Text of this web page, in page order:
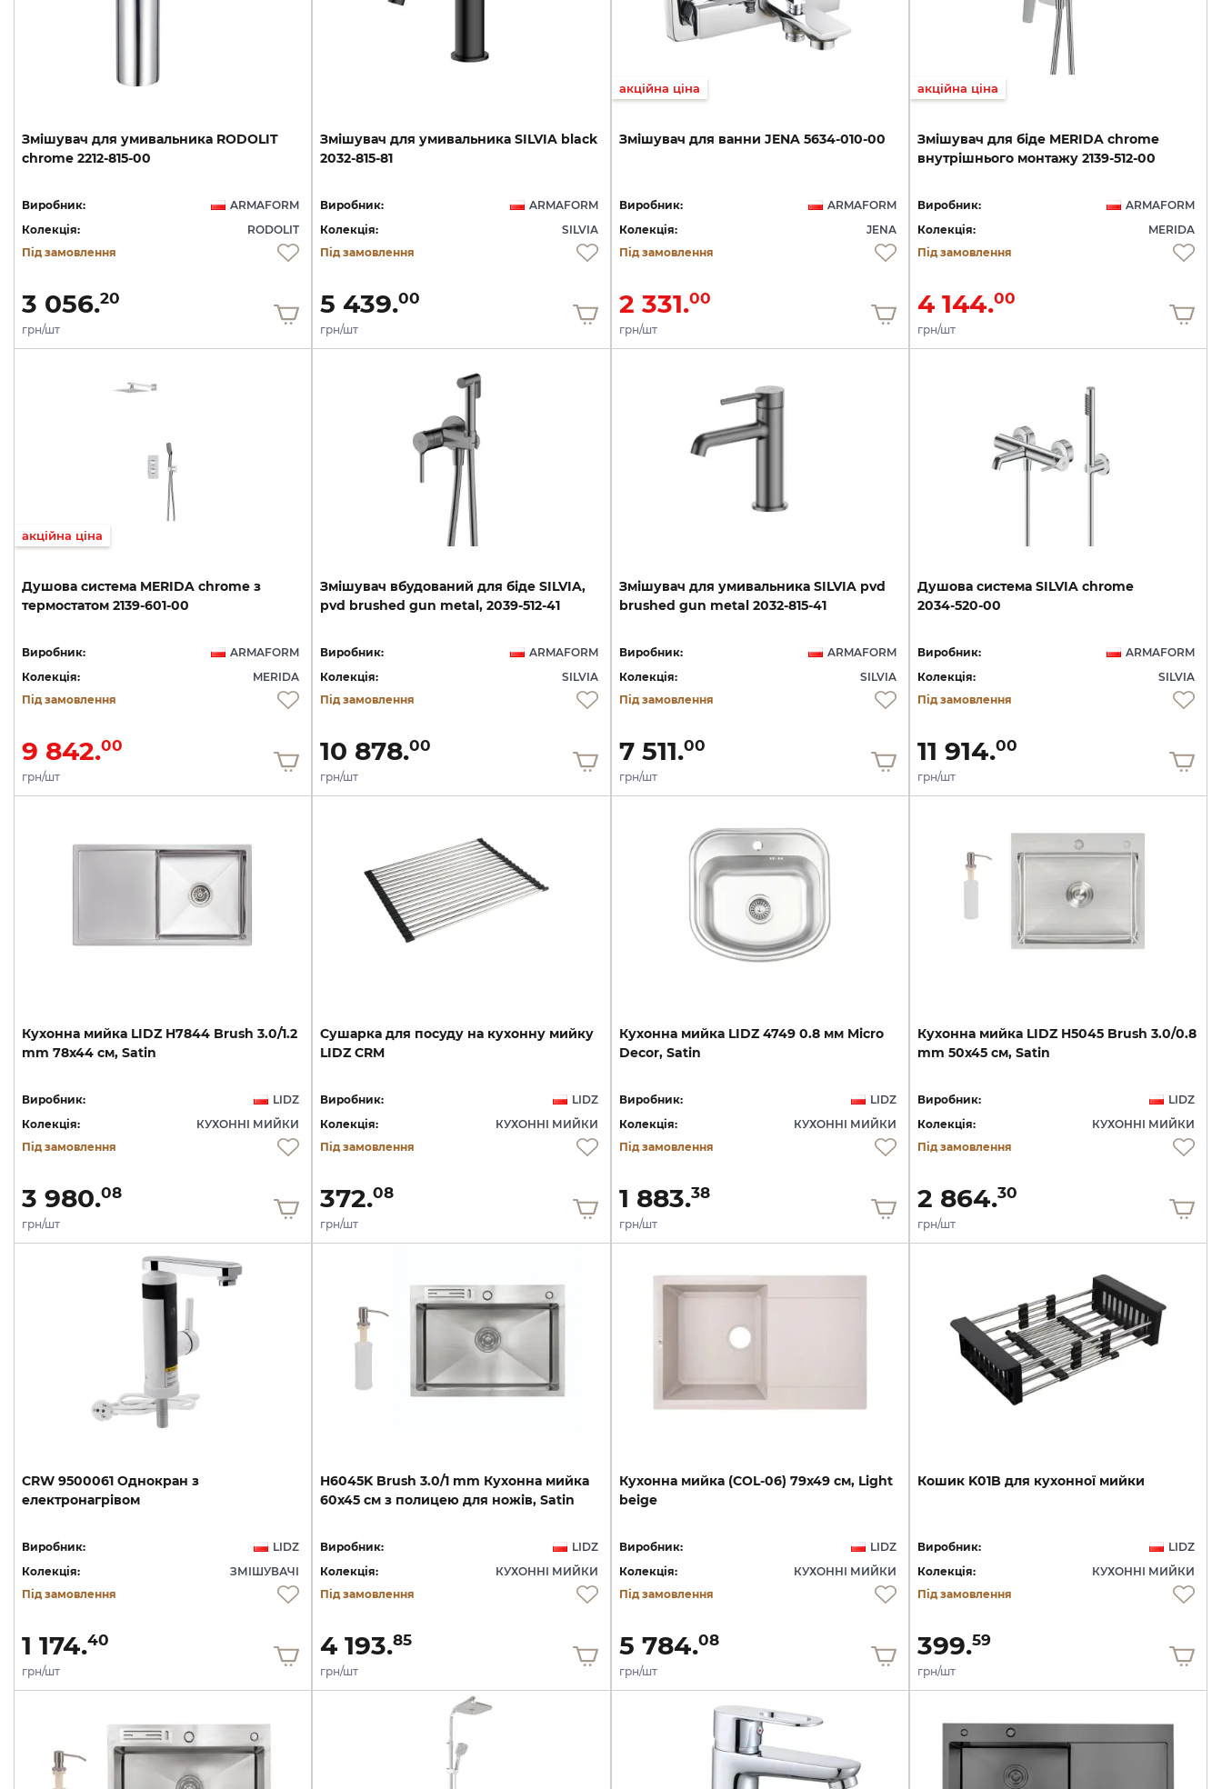
Змішувач для умивальника RODOLIT
chrome 2212-815-00
Виробник:
ARMAFORM
Колекція:
RODOLIT
Під замовлення
3 056.20
грн/шт
Змішувач для умивальника SILVIA black
2032-815-81
Виробник:
ARMAFORM
Колекція:
SILVIA
Під замовлення
5 439.00
грн/шт
акційна ціна
Змішувач для ванни JENA 5634-010-00
Виробник:
ARMAFORM
Колекція:
JENA
Під замовлення
2 331.00
грн/шт
акційна ціна
Змішувач для біде MERIDA chrome
внутрішнього монтажу 2139-512-00
Виробник:
ARMAFORM
Колекція:
MERIDA
Під замовлення
4 144.00
грн/шт
акційна ціна
Душова система MERIDA chrome з
термостатом 2139-601-00
Виробник:
ARMAFORM
Колекція:
MERIDA
Під замовлення
9 842.00
грн/шт
Змішувач вбудований для біде SILVIA,
pvd brushed gun metal, 2039-512-41
Виробник:
ARMAFORM
Колекція:
SILVIA
Під замовлення
10 878.00
грн/шт
Змішувач для умивальника SILVIA pvd
brushed gun metal 2032-815-41
Виробник:
ARMAFORM
Колекція:
SILVIA
Під замовлення
7 511.00
грн/шт
Душова система SILVIA chrome
2034-520-00
Виробник:
ARMAFORM
Колекція:
SILVIA
Під замовлення
11 914.00
грн/шт
Кухонна мийка LIDZ H7844 Brush 3.0/1.2
mm 78х44 см, Satin
Виробник:
LIDZ
Колекція:
КУХОННІ МИЙКИ
Під замовлення
3 980.08
грн/шт
Сушарка для посуду на кухонну мийку
LIDZ CRM
Виробник:
LIDZ
Колекція:
КУХОННІ МИЙКИ
Під замовлення
372.08
грн/шт
Кухонна мийка LIDZ 4749 0.8 мм Micro
Decor, Satin
Виробник:
LIDZ
Колекція:
КУХОННІ МИЙКИ
Під замовлення
1 883.38
грн/шт
Кухонна мийка LIDZ H5045 Brush 3.0/0.8
mm 50х45 см, Satin
Виробник:
LIDZ
Колекція:
КУХОННІ МИЙКИ
Під замовлення
2 864.30
грн/шт
CRW 9500061 Однокран з
електронагрівом
Виробник:
LIDZ
Колекція:
ЗМІШУВАЧІ
Під замовлення
1 174.40
грн/шт
H6045K Brush 3.0/1 mm Кухонна мийка
60х45 см з полицею для ножів, Satin
Виробник:
LIDZ
Колекція:
КУХОННІ МИЙКИ
Під замовлення
4 193.85
грн/шт
Кухонна мийка (COL-06) 79х49 см, Light
beige
Виробник:
LIDZ
Колекція:
КУХОННІ МИЙКИ
Під замовлення
5 784.08
грн/шт
Кошик K01B для кухонної мийки
Виробник:
LIDZ
Колекція:
КУХОННІ МИЙКИ
Під замовлення
399.59
грн/шт